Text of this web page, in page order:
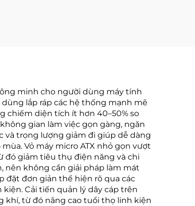
minh cho người dùng máy tính
lắp ráp các hệ thống mạnh mẽ
chiếm diện tích ít hơn 40–50% so
gian làm việc gọn gàng, ngăn
và trọng lượng giảm đi giúp dễ dàng
Vỏ máy micro ATX nhỏ gọn vượt
đó giảm tiêu thụ điện năng và chi
nên không cần giải pháp làm mát
đặt đơn giản thể hiện rõ qua các
Cải tiến quản lý dây cáp trên
khí, từ đó nâng cao tuổi thọ linh kiện